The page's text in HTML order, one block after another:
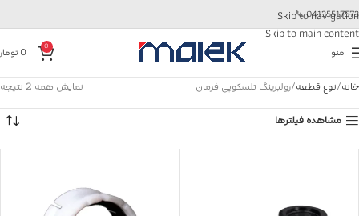
Skip to navigation
Skip to main content
04135517573
📞
منو 0
0
خانه نوع قطعه رولبرینگ تلسکوپی فرمان
نمایش همه 2 نتیجه
مشاهده فیلترها